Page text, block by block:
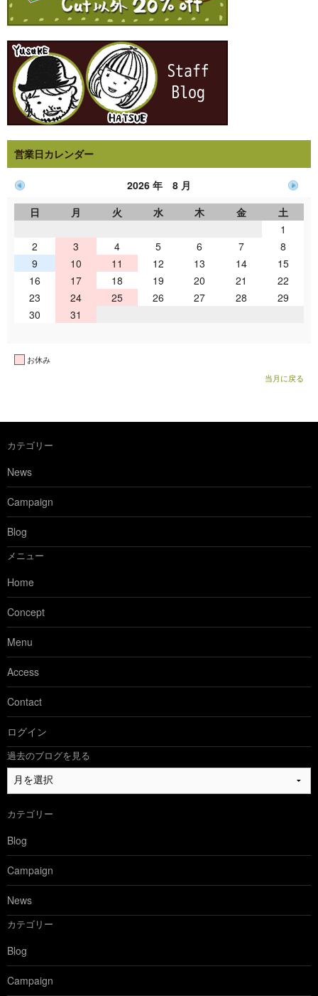
営業日カレンダー
2026 年 8 月
日
月 火 水 木 金
土
1
2
3 4 5 6 7
8
9
10 11 12 13 14
15
16
17 18 19 20 21
22
23
24 25 26 27 28
29
30
31
お休み
当月に戻る
カテゴリー
News
Campaign
Blog
メニュー
Home
Concept
Menu
Access
Contact
ログイン
過去のブログを見る
過
去
ブ
ロ
グ
を
見
る
カテゴリー
Blog
Campaign
News
カテゴリー
Blog
Campaign